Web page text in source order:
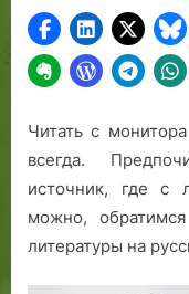
Читать с
всегда.
источник, где с
можно,
литературы на